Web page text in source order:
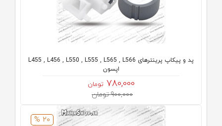
پد و پیکاپ پرینترهای L455 , L456 , L550 , L555 , L565 , L566
اپسون
780,000 تومان
900,000 تومان
20 %